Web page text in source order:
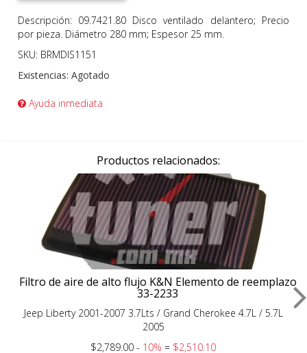
Descripción: 09.7421.80 Disco ventilado delantero; Precio
por pieza. Diámetro 280 mm; Espesor 25 mm.
SKU: BRMDIS1151
Existencias:Agotado
Ayuda inmediata
Productos relacionados:
Filtro de aire de alto flujo K&N Elemento de reemplazo
33-2233
Jeep Liberty 2001-2007 3.7Lts / Grand Cherokee 4.7L / 5.7L
2005
$2,789.00 - 10%= $2,510.10